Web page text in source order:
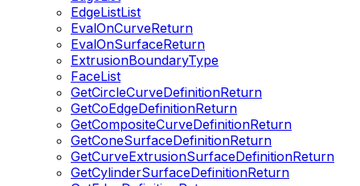
EdgeListList
EvalOnCurveReturn
EvalOnSurfaceReturn
ExtrusionBoundaryType
FaceList
GetCircleCurveDefinitionReturn
GetCoEdgeDefinitionReturn
GetCompositeCurveDefinitionReturn
GetConeSurfaceDefinitionReturn
GetCurveExtrusionSurfaceDefinitionReturn
GetCylinderSurfaceDefinitionReturn